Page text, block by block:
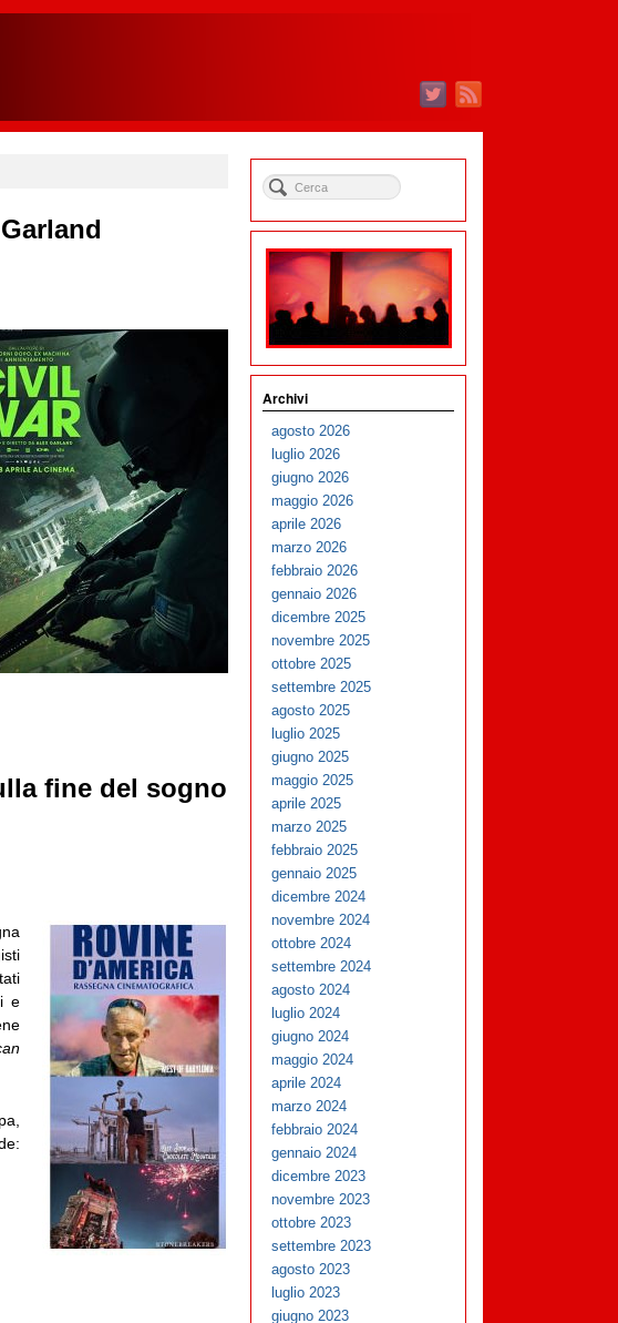
fine del sogno
e
Archivi
agosto 2026
luglio 2026
giugno 2026
maggio 2026
aprile 2026
marzo 2026
febbraio 2026
gennaio 2026
dicembre 2025
novembre 2025
ottobre 2025
settembre 2025
agosto 2025
luglio 2025
giugno 2025
maggio 2025
aprile 2025
marzo 2025
febbraio 2025
gennaio 2025
dicembre 2024
novembre 2024
ottobre 2024
settembre 2024
agosto 2024
luglio 2024
giugno 2024
maggio 2024
aprile 2024
marzo 2024
febbraio 2024
gennaio 2024
dicembre 2023
novembre 2023
ottobre 2023
settembre 2023
agosto 2023
luglio 2023
giugno 2023